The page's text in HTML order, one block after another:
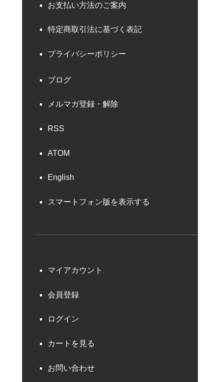
お支払い方法のご案内
特定商取引法に基づく表記
プライバシーポリシー
ブログ
メルマガ登録・解除
RSS
ATOM
English
スマートフォン版を表示する
マイアカウント
会員登録
ログイン
カートを見る
お問い合わせ